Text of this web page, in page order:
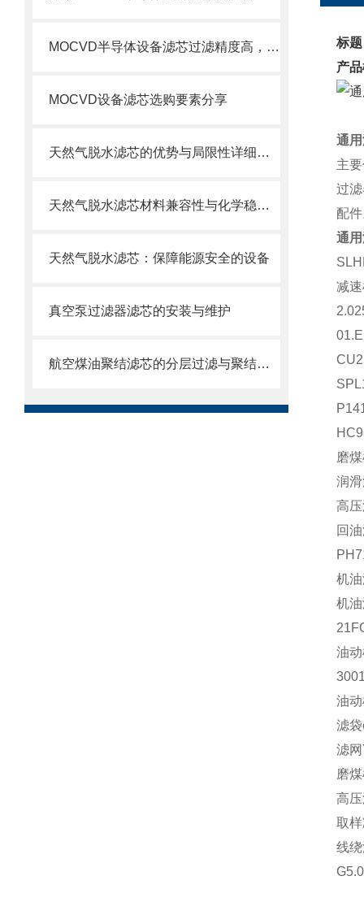
MOCVD半导体设备滤芯过滤精度高，使用寿命长
MOCVD设备滤芯选购要素分享
天然气脱水滤芯的优势与局限性详细分析
天然气脱水滤芯材料兼容性与化学稳定性
天然气脱水滤芯：保障能源安全的设备
真空泵过滤器滤芯的安装与维护
航空煤油聚结滤芯的分层过滤与聚结分离原理
标
产
通
主
过
配
通
减
磨
润
高
回
机
机
油
油
滤
滤
磨
高
取
线